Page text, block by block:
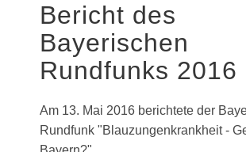
Bericht des
Bayerischen
Rundfunks 2016
Am 13. Mai 2016 berichtete der
Rundfunk "Blauzungenkrankheit -